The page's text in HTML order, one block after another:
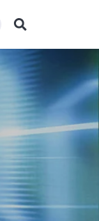
修
半
ーモジュール
社ニュース
要ニュース
ント情報
品・技術
要ニュース
益與活動
財政情報
株主総会
環安衛政策
関する方針
Search
Learn